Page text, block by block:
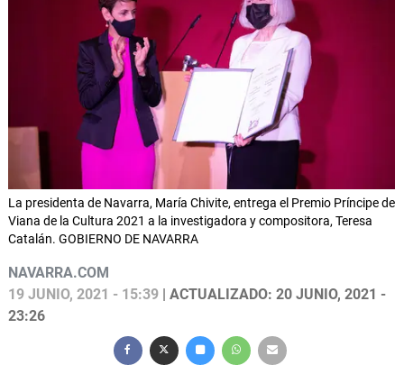
La presidenta de Navarra, María Chivite, entrega el Premio Príncipe de
Viana de la Cultura 2021 a la investigadora y compositora, Teresa
Catalán. GOBIERNO DE NAVARRA
NAVARRA.COM
19 JUNIO, 2021 - 15:39 | ACTUALIZADO: 20 JUNIO, 2021 -
23:26